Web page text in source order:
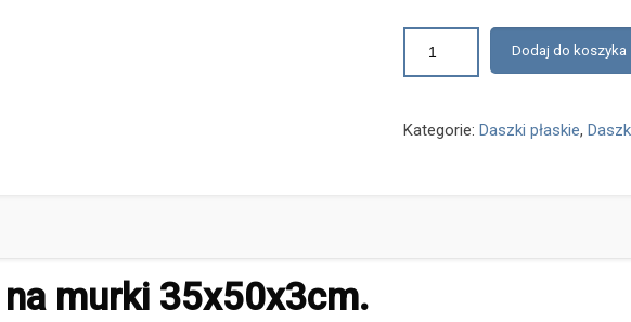
Dodaj do koszyka
Kategorie: Daszki płaskie,
na murki 35x50x3cm.